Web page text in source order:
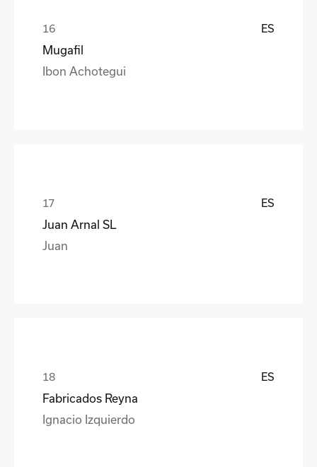
ES
Mugafil
Ibon Achotegui
ES
Juan Arnal SL
Juan
ES
Fabricados Reyna
Ignacio Izquierdo